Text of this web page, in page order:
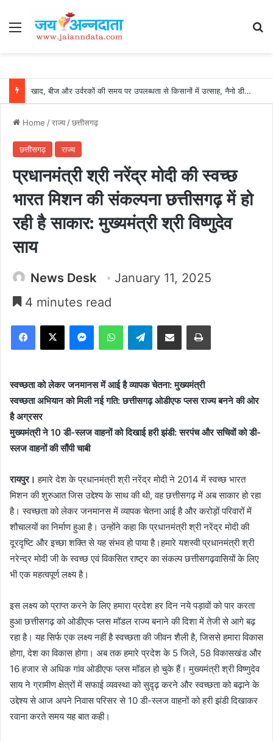
Menu
खाद, बीज और उर्वरकों की समय पर उपलब्धता से किसानों में उत्साह, नैनो डीएपी और नैनो यूरिया बने किसानों के भरोसेमंद कृषि साथी…..
Home /राज्य/छत्तीसगढ़
छत्तीसगढ़ राज्य
प्रधानमंत्री श्री नरेंद्र मोदी की स्वच्छ
भारत मिशन की संकल्पना छत्तीसगढ़ में हो
रही है साकार: मुख्यमंत्री श्री विष्णुदेव
साय
News Desk
January 11, 2025
4 minutes read
Facebook
X MessengerWhatsAppTelegramShare via Email Print
स्वच्छता को लेकर जनमानस में आई है व्यापक चेतना: मुख्यमंत्री
स्वच्छता अभियान को मिली नई गति: छत्तीसगढ़ ओडीएफ प्लस राज्य बनने की ओर
है अग्रसर
मुख्यमंत्री ने 10 डी-स्लज वाहनों को दिखाई हरी झंडी: सरपंच और सचिवों को डी-
स्लज वाहनों की सौंपी चाबी
रायपुर। हमारे देश के प्रधानमंत्री श्री नरेंद्र मोदी ने 2014 में स्वच्छ भारत
मिशन की शुरुआत जिस उद्देश्य के साथ की थी, वह छत्तीसगढ़ में अब साकार हो रहा
है। स्वच्छता को लेकर जनमानस में व्यापक चेतना आई है और करोड़ों परिवारों में
शौचालयों का निर्माण हुआ है। उन्होंने कहा कि प्रधानमंत्री श्री नरेंद्र मोदी की
दूरदृष्टि और इच्छा शक्ति से यह संभव हो पाया है।हमारे यशस्वी प्रधानमंत्री श्री
नरेन्द्र मोदी जी के स्वच्छ एवं विकसित राष्ट्र का संकल्प छत्तीसगढ़वासियों के लिए
भी एक महत्वपूर्ण लक्ष्य है।
इस लक्ष्य को प्राप्त करने के लिए हमारा प्रदेश हर दिन नये पड़ावों को पार करता
हुआ छत्तीसगढ़ को ओडीएफ प्लस मॉडल राज्य बनाने की दिशा में तेजी से आगे बढ़
रहा है। यह सिर्फ एक लक्ष्य नहीं है स्वच्छता की जीवन शैली है, जिससे हमारा विकास
होगा, देश का विकास होगा। अब तक हमारे प्रदेश के 5 जिले, 58 विकासखंड और
16 हजार से अधिक गांव ओडीएफ प्लस मॉडल हो चुके हैं। मुख्यमंत्री श्री विष्णुदेव
साय ने ग्रामीण क्षेत्रों में सफाई व्यवस्था को सुदृढ़ करने और स्वच्छता को बढ़ाने के
उद्देश्य से आज अपने निवास परिसर से 10 डी-स्लज वाहनों को हरी झंडी दिखाकर
रवाना करते समय यह बात कही।